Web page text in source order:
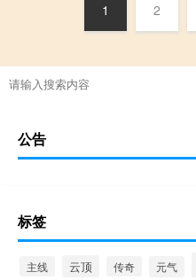
1 2
公告
标签
主线 云顶 传奇 元气